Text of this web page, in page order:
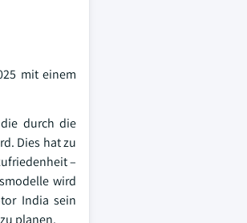
mit einem
durch die
Dies hat zu
–
wird
India sein